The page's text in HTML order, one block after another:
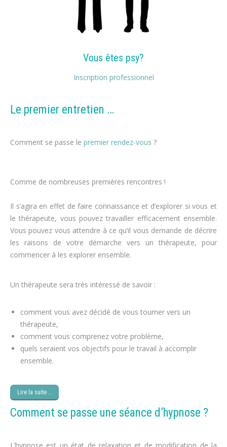
Vous êtes psy?
Inscription professionnel
Le premier entretien …
Comment se passe le premier rendez-vous ?
Comme de nombreuses premières rencontres !
Il s’agira en effet de faire connaissance et d’explorer si vous et
le thérapeute, vous pouvez travailler efficacement ensemble.
Vous pouvez vous attendre à ce qu’il vous demande de décrire
les raisons de votre démarche vers un thérapeute, pour
commencer à les explorer ensemble.
Un thérapeute sera très intéressé de savoir :
comment vous avez décidé de vous tourner vers un
thérapeute,
comment vous comprenez votre problème,
quels seraient vos objectifs pour le travail à accomplir
ensemble.
Lire la suite …
Comment se passe une séance d’hypnose ?
L’hypnose est un état de relaxation et de modification de la